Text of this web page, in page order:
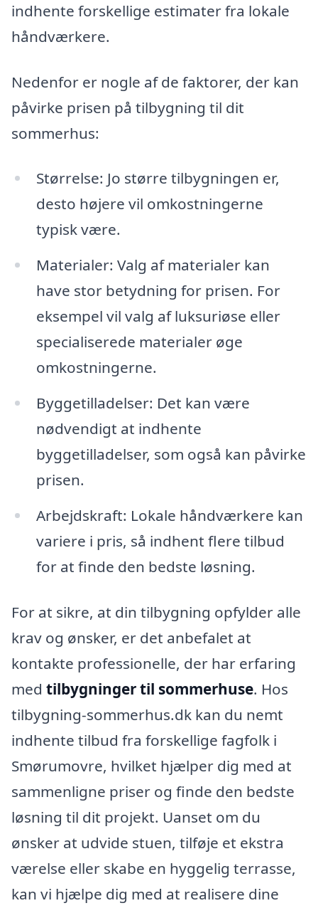
indhente forskellige estimater fra lokale
håndværkere.
Nedenfor er nogle af de faktorer, der kan
påvirke prisen på tilbygning til dit
sommerhus:
Størrelse: Jo større tilbygningen er,
desto højere vil omkostningerne
typisk være.
Materialer: Valg af materialer kan
have stor betydning for prisen. For
eksempel vil valg af luksuriøse eller
specialiserede materialer øge
omkostningerne.
Byggetilladelser: Det kan være
nødvendigt at indhente
byggetilladelser, som også kan påvirke
prisen.
Arbejdskraft: Lokale håndværkere kan
variere i pris, så indhent flere tilbud
for at finde den bedste løsning.
For at sikre, at din tilbygning opfylder alle
krav og ønsker, er det anbefalet at
kontakte professionelle, der har erfaring
med tilbygninger til sommerhuse. Hos
tilbygning-sommerhus.dk kan du nemt
indhente tilbud fra forskellige fagfolk i
Smørumovre, hvilket hjælper dig med at
sammenligne priser og finde den bedste
løsning til dit projekt. Uanset om du
ønsker at udvide stuen, tilføje et ekstra
værelse eller skabe en hyggelig terrasse,
kan vi hjælpe dig med at realisere dine